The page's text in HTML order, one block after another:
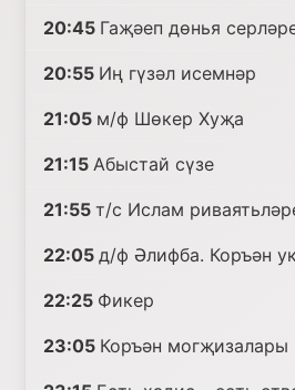
20:45 Гаҗәеп дөнья
20:55 Иң гүзәл исемнәр
21:05 м/ф Шөкер Хуҗа
21:15 Абыстай сүзе
21:55 т/с Ислам
22:05 д/ф Әлифба. Коръән
22:25 Фикер
23:05 Коръән могҗизалары